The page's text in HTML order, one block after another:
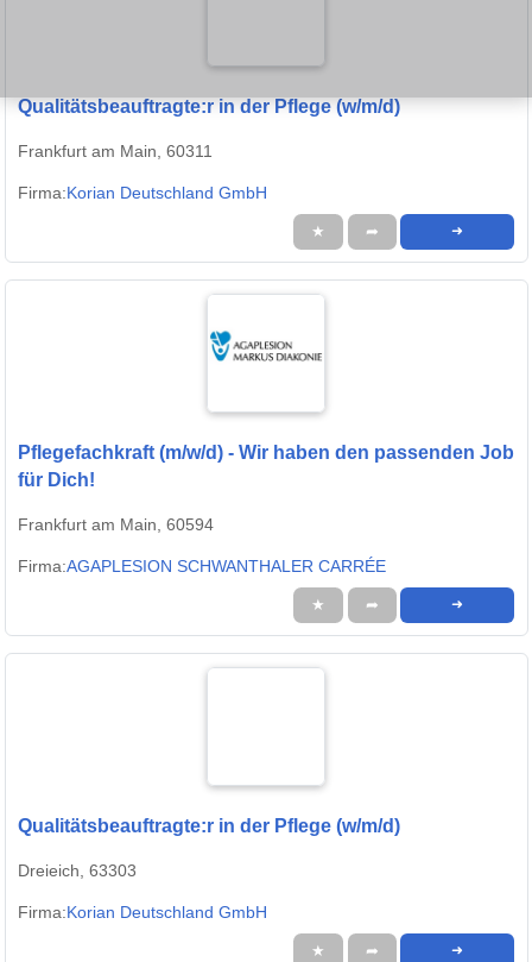
Qualitätsbeauftragte:r in der Pflege (w/m/d)
Frankfurt am Main, 60311
Firma:Korian Deutschland GmbH
★ ➦ ➜
Pflegefachkraft (m/w/d) - Wir haben den passenden Job
für Dich!
Frankfurt am Main, 60594
Firma:AGAPLESION SCHWANTHALER CARRÉE
★ ➦ ➜
Qualitätsbeauftragte:r in der Pflege (w/m/d)
Dreieich, 63303
Firma:Korian Deutschland GmbH
★ ➦ ➜